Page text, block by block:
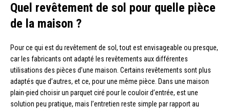
Quel revêtement de sol pour quelle pièce
de la maison ?
Pour ce qui est du revêtement de sol, tout est envisageable ou presque,
car les fabricants ont adapté les revêtements aux différentes
utilisations des pièces d’une maison. Certains revêtements sont plus
adaptés que d’autres, et ce, pour une même pièce. Dans une maison
plain-pied choisir un parquet ciré pour le couloir d’entrée, est une
solution peu pratique, mais l’entretien reste simple par rapport au